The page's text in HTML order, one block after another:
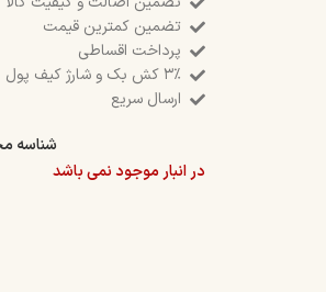
تضمین کمترین قیمت
پرداخت اقساطی
۳٪ کش بک و شارژ کیف پول
ارسال سریع
شناسه
در انبار موجود نمی باشد